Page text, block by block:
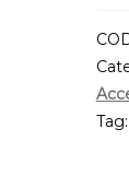
Tag: